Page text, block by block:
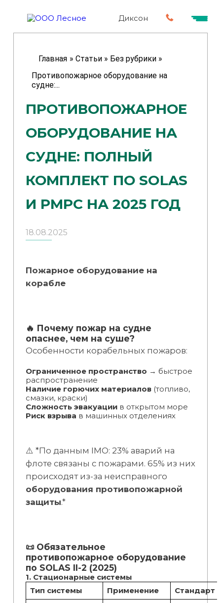
Диксон
Главная » Статьи » Без рубрики »
Противопожарное оборудование на
судне:...
ПРОТИВОПОЖАРНОЕ
ОБОРУДОВАНИЕ НА
СУДНЕ: ПОЛНЫЙ
КОМПЛЕКТ ПО SOLAS
И РМРС НА 2025 ГОД
18.08.2025
Пожарное оборудование на
корабле
🔥 Почему пожар на судне
опаснее, чем на суше?
Особенности корабельных пожаров:
Ограниченное пространство → быстрое
распространение
Наличие горючих материалов(топливо,
смазки, краски)
Сложность эвакуациив открытом море
Риск взрыва в машинных отделениях
⚠️ *По данным IMO: 23% аварий на
флоте связаны с пожарами. 65% из них
происходят из-за неисправного
оборудования противопожарной
защиты.*
📜 Обязательное
противопожарное оборудование
по SOLAS II-2 (2025)
1. Стационарные системы
Тип системы
Применение Стандарт